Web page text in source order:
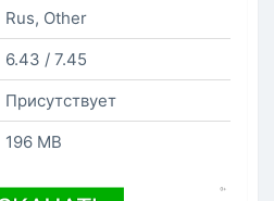
Rus, Other
6.43 / 7.45
Присутствует
196 MB